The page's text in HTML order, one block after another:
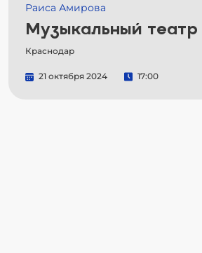
Раиса Амирова
Музыкальный театр
Краснодар
21 октября 2024 17:00